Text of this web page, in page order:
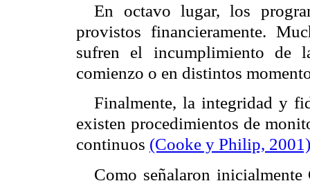
En octavo lugar, los
provistos financieramente.
sufren el incumplimiento de
comienzo o en distintos
Finalmente, la integridad y
existen procedimientos de
continuos (Cooke y Philip, 2001)
Como señalaron